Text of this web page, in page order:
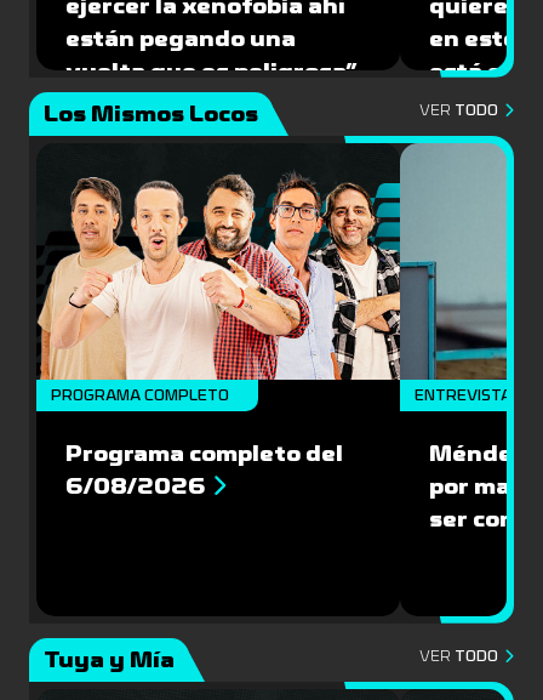
ejercer la xenofobia ahí
están pegando una
vuelta que es peligrosa”
quiere
en este
está
Los Mismos Locos
VER TODO
PROGRAMA COMPLETO
Programa completo del
6/08/2026
ENTREVISTA
Méndez:
por
ser
Tuya y Mía VER TODO